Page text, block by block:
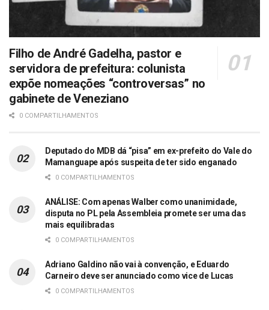
Filho de André Gadelha, pastor e
servidora de prefeitura: colunista
expõe nomeações “controversas” no
gabinete de Veneziano
0 COMPARTILHAMENTOS
Deputado do MDB dá “pisa” em ex-prefeito do Vale do
Mamanguape após suspeita de ter sido enganado
0 COMPARTILHAMENTOS
ANÁLISE: Com apenas Walber como unanimidade,
disputa no PL pela Assembleia promete ser uma das
mais equilibradas
0 COMPARTILHAMENTOS
Adriano Galdino não vai à convenção, e Eduardo
Carneiro deve ser anunciado como vice de Lucas
0 COMPARTILHAMENTOS